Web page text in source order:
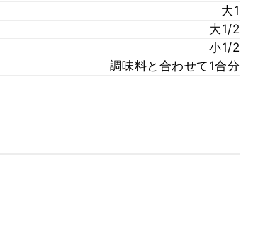
大1
大1/2
小1/2
調味料と合わせて1合分